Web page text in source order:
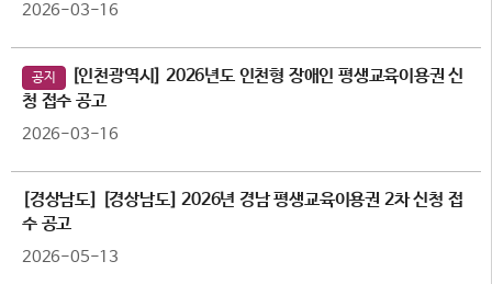
2026-03-16
공지
[인천광역시] 2026년도 인천형 장애인 평생교육이용권 신
청 접수 공고
2026-03-16
[경상남도] [경상남도] 2026년 경남 평생교육이용권 2차 신청 접
수 공고
2026-05-13